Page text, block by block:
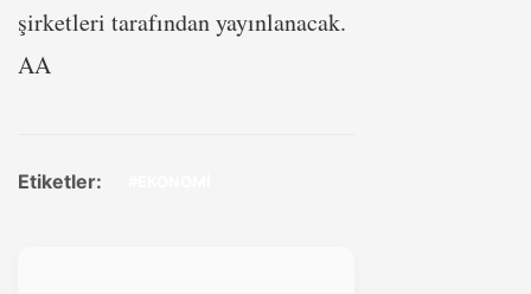
şirketleri tarafından yayınlanacak.​​​​​​​
AA
Etiketler: